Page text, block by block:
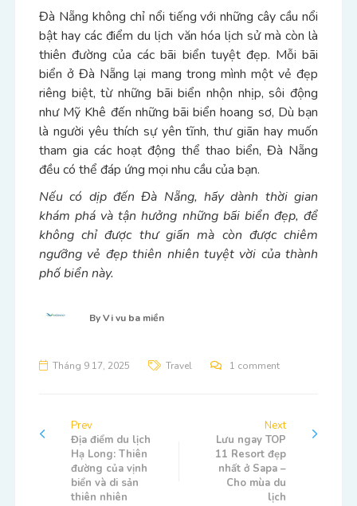
Đà Nẵng không chỉ nổi tiếng với những cây cầu nổi
bật hay các điểm du lịch văn hóa lịch sử mà còn là
thiên đường của các bãi biển tuyệt đẹp. Mỗi bãi
biển ở Đà Nẵng lại mang trong mình một vẻ đẹp
riêng biệt, từ những bãi biển nhộn nhịp, sôi động
như Mỹ Khê đến những bãi biển hoang sơ, Dù bạn
là người yêu thích sự yên tĩnh, thư giãn hay muốn
tham gia các hoạt động thể thao biển, Đà Nẵng
đều có thể đáp ứng mọi nhu cầu của bạn.
Nếu có dịp đến Đà Nẵng, hãy dành thời gian
khám phá và tận hưởng những bãi biển đẹp, để
không chỉ được thư giãn mà còn được chiêm
ngưỡng vẻ đẹp thiên nhiên tuyệt vời của thành
phố biển này.
ByVi vu ba miền
Tháng 9 17, 2025 Travel 1 comment
Prev
Địa điểm du lịch
Hạ Long: Thiên
đường của vịnh
biển và di sản
thiên nhiên
Next
Lưu ngay TOP
11 Resort đẹp
nhất ở Sapa –
Cho mùa du
lịch